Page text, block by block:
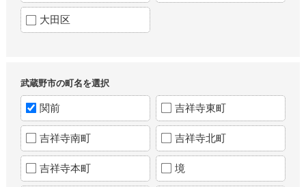
大田区
武蔵野市の町名を選択
関前 吉祥寺東町
吉祥寺南町 吉祥寺北町
吉祥寺本町 境